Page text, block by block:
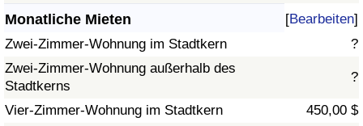
Monatliche Mieten [Bearbeiten]
Zwei-Zimmer-Wohnung im Stadtkern
?
Zwei-Zimmer-Wohnung außerhalb des
Stadtkerns
?
Vier-Zimmer-Wohnung im Stadtkern
450,00 $